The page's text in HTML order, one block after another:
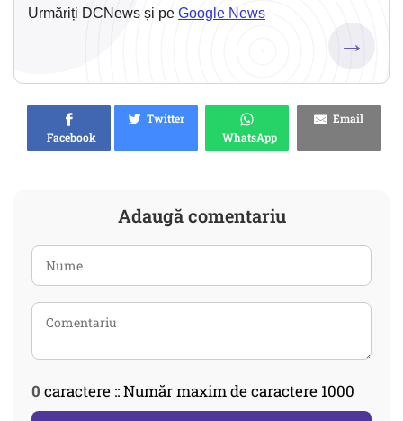
Urmăriți DCNews și pe Google News
→
Facebook
Twitter
WhatsApp
Email
Adaugă comentariu
0 caractere :: Număr maxim de caractere 1000